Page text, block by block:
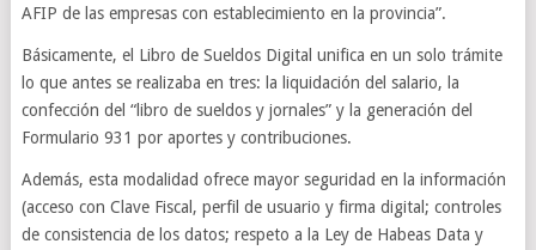
AFIP de las empresas con establecimiento en la provincia”.
Básicamente, el Libro de Sueldos Digital unifica en un solo trámite
lo que antes se realizaba en tres: la liquidación del salario, la
confección del “libro de sueldos y jornales” y la generación del
Formulario 931 por aportes y contribuciones.
Además, esta modalidad ofrece mayor seguridad en la información
(acceso con Clave Fiscal, perfil de usuario y firma digital; controles
de consistencia de los datos; respeto a la Ley de Habeas Data y